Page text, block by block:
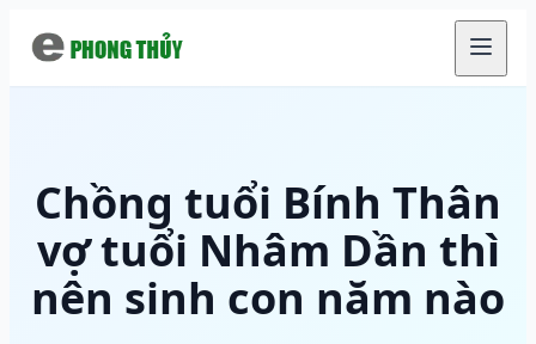
Chồng tuổi Bính Thân
vợ tuổi Nhâm Dần thì
nên sinh con năm nào